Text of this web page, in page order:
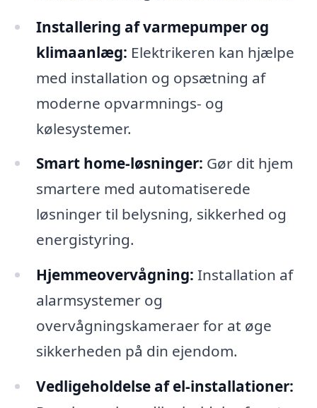
Installering af varmepumper og
klimaanlæg: Elektrikeren kan hjælpe
med installation og opsætning af
moderne opvarmnings- og
kølesystemer.
Smart home-løsninger: Gør dit hjem
smartere med automatiserede
løsninger til belysning, sikkerhed og
energistyring.
Hjemmeovervågning: Installation af
alarmsystemer og
overvågningskameraer for at øge
sikkerheden på din ejendom.
Vedligeholdelse af el-installationer: